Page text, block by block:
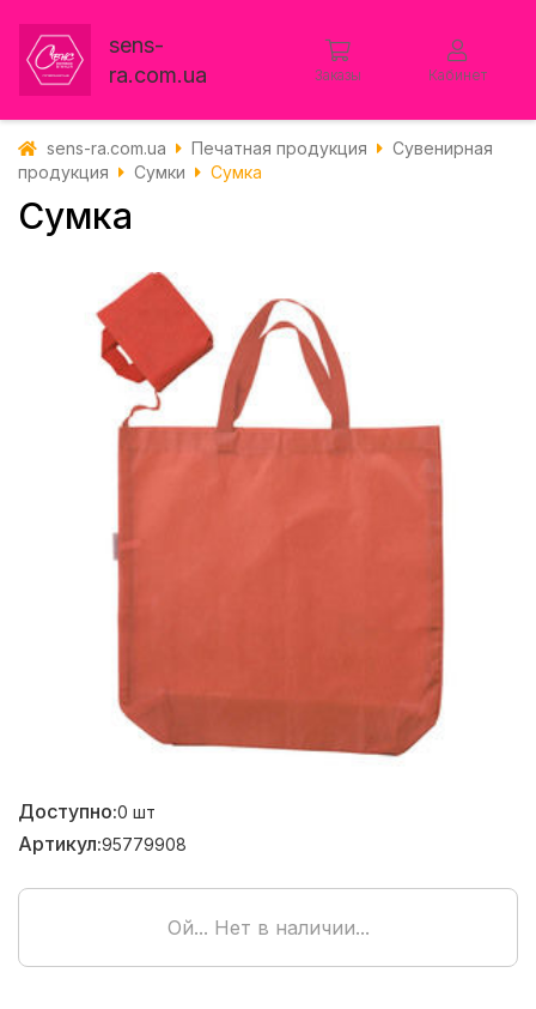
sens-
ra.com.ua
Заказы Кабинет
sens-ra.com.ua Печатная продукция
Сувенирная
продукция
Сумки Сумка
Сумка
Доступно:0 шт
Артикул:95779908
Ой... Нет в наличии...